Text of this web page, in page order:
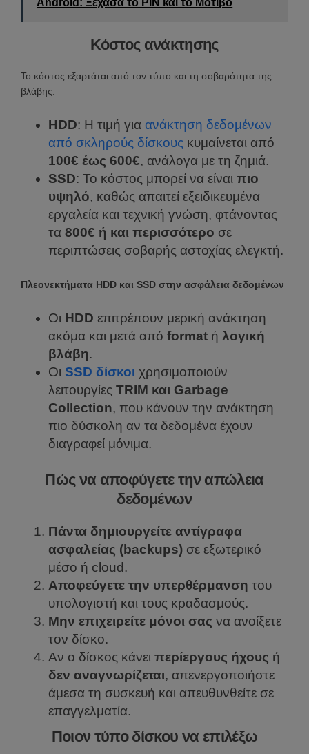
Android: Ξέχασα το PIN και το Μοτίβο
Κόστος ανάκτησης
Το κόστος εξαρτάται από τον τύπο και τη σοβαρότητα της
βλάβης.
HDD: Η τιμή για ανάκτηση δεδομένων
από σκληρούς δίσκους κυμαίνεται από
100€ έως 600€, ανάλογα με τη ζημιά.
SSD: Το κόστος μπορεί να είναι πιο
υψηλό, καθώς απαιτεί εξειδικευμένα
εργαλεία και τεχνική γνώση, φτάνοντας
τα 800€ ή και περισσότερο σε
περιπτώσεις σοβαρής αστοχίας ελεγκτή.
Πλεονεκτήματα HDD και SSD στην ασφάλεια δεδομένων
Οι HDD επιτρέπουν μερική ανάκτηση
ακόμα και μετά από format ή λογική
βλάβη.
Οι SSD δίσκοι χρησιμοποιούν
λειτουργίες TRIM και Garbage
Collection, που κάνουν την ανάκτηση
πιο δύσκολη αν τα δεδομένα έχουν
διαγραφεί μόνιμα.
Πώς να αποφύγετε την απώλεια
δεδομένων
Πάντα δημιουργείτε αντίγραφα
ασφαλείας (backups) σε εξωτερικό
μέσο ή cloud.
Αποφεύγετε την υπερθέρμανση του
υπολογιστή και τους κραδασμούς.
Μην επιχειρείτε μόνοι σας να ανοίξετε
τον δίσκο.
Αν ο δίσκος κάνει περίεργους ήχους ή
δεν αναγνωρίζεται, απενεργοποιήστε
άμεσα τη συσκευή και απευθυνθείτε σε
επαγγελματία.
Ποιον τύπο δίσκου να επιλέξω